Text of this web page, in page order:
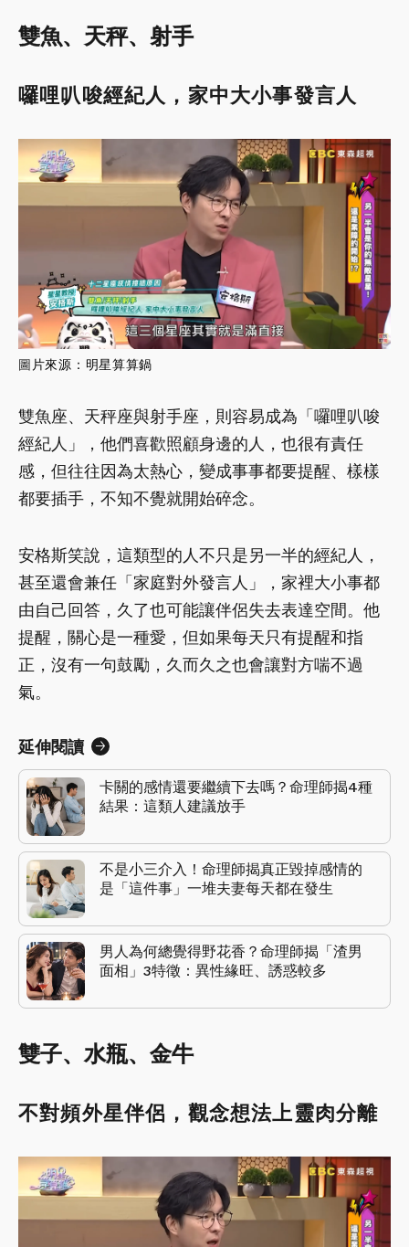
雙魚、天秤、射手
囉哩叭唆經紀人，家中大小事發言人
圖 片來源： 明星算算鍋
雙魚座、天秤座與射手座，則容易成為「囉哩叭唆
經紀人」，他們喜歡照顧身邊的人，也很有責任
感，但往往因為太熱心，變成事事都要提醒、樣樣
都要插手，不知不覺就開始碎念。
安格斯笑說，這類型的人不只是另一半的經紀人，
甚至還會兼任「家庭對外發言人」，家裡大小事都
由自己回答，久了也可能讓伴侶失去表達空間。他
提醒，關心是一種愛，但如果每天只有提醒和指
正，沒有一句鼓勵，久而久之也會讓對方喘不過
氣。
延伸閱讀
卡關的感情還要繼續下去嗎？命理師揭4種
結果：這類人建議放手
不是小三介入！命理師揭真正毀掉感情的
是「這件事」一堆夫妻每天都在發生
男人為何總覺得野花香？命理師揭「渣男
面相」3特徵：異性緣旺、誘惑較多
雙子、水瓶、金牛
不對頻外星伴侶，觀念想法上靈肉分離